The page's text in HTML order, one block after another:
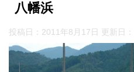
八幡浜
投稿日：2011年8月17日 更新日：